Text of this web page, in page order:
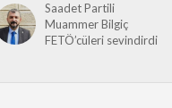
Saadet Partili
Muammer Bilgiç
FETÖ’cüleri sevindirdi